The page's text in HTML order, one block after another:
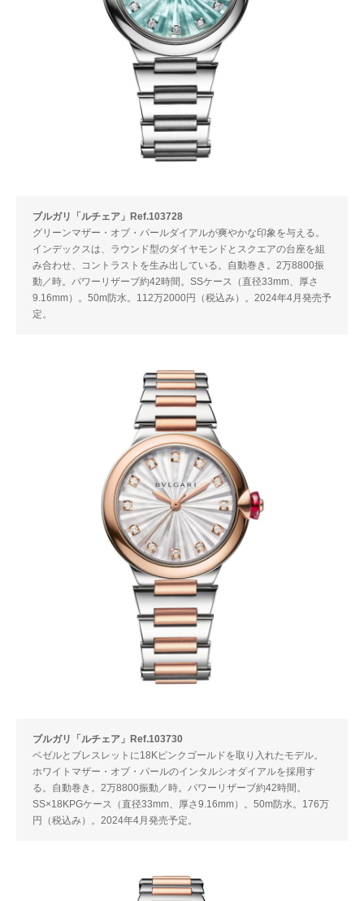
ブルガリ「ルチェア」Ref.103728
グリーンマザー・オブ・パールダイアルが爽やかな印象を与える。
インデックスは、ラウンド型のダイヤモンドとスクエアの台座を組
み合わせ、コントラストを生み出している。自動巻き。2万8800振
動／時。パワーリザーブ約42時間。SSケース（直径33mm、厚さ
9.16mm）。50m防水。112万2000円（税込み）。2024年4月発売予
定。
ブルガリ「ルチェア」Ref.103730
ベゼルとブレスレットに18Kピンクゴールドを取り入れたモデル。
ホワイトマザー・オブ・パールのインタルシオダイアルを採用す
る。自動巻き。2万8800振動／時。パワーリザーブ約42時間。
SS×18KPGケース（直径33mm、厚さ9.16mm）。50m防水。176万
円（税込み）。2024年4月発売予定。